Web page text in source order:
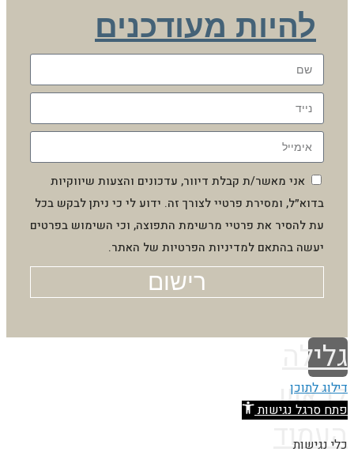
להיות מעודכנים
אני מאשר/ת קבלת דיוור, עדכונים והצעות שיווקיות
בדוא״ל, ומסירת פרטיי לצורך זה. ידוע לי כי ניתן לבקש בכל
עת להסיר את פרטיי מרשימת התפוצה, וכי השימוש בפרטים
יעשה בהתאם למדיניות הפרטיות של האתר.
רישום
לתוכן
סרגל נגישות
נגישות